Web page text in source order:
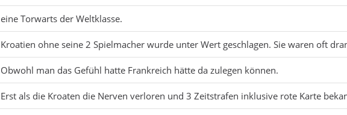
eine Torwarts der Weltklasse.
Kroatien ohne seine 2 Spielmacher wurde unter Wert geschlagen. Sie waren oft
Obwohl man das Gefühl hatte Frankreich hätte da zulegen können.
Erst als die Kroaten die Nerven verloren und 3 Zeitstrafen inklusive rote Karte